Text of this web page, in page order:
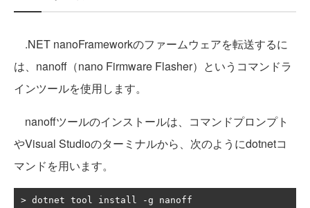
.NET nanoFrameworkのファームウェアを転送するに
は、nanoff（nano Firmware Flasher）というコマンドラ
インツールを使用します。
nanoffツールのインストールは、コマンドプロンプト
やVisual Studioのターミナルから、次のようにdotnetコ
マンドを用います。
> dotnet tool install -g nanoff